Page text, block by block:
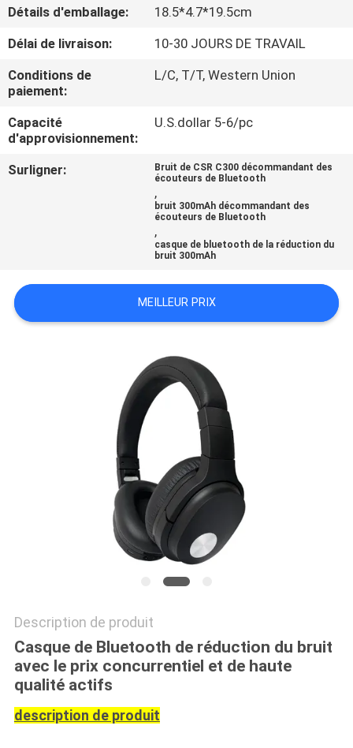
CONTRÔLE
DE
QUALITÉ
CONTACTEZ-
NOUS
PLAN
DU
Détails d'emballage:
18.5*4.7*19.5cm
Délai de livraison:
10-30 JOURS DE TRAVAIL
Conditions de
paiement:
L/C, T/T, Western Union
Capacité
d'approvisionnement:
U.S.dollar 5-6/pc
Surligner:
Bruit de CSR C300 décommandant des
écouteurs de Bluetooth
,
bruit 300mAh décommandant des
écouteurs de Bluetooth
,
casque de bluetooth de la réduction du
bruit 300mAh
MEILLEUR PRIX
Description de produit
Casque de Bluetooth de réduction du bruit
avec le prix concurrentiel et de haute
qualité actifs
description de produit